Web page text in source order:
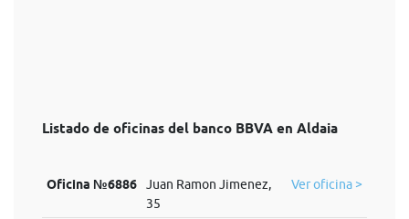
Listado de oficinas del banco BBVA en Aldaia
Oficina №6886
Juan Ramon Jimenez,
35
Ver oficina >